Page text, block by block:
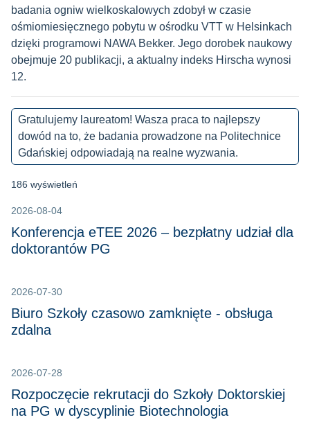
badania ogniw wielkoskalowych zdobył w czasie
ośmiomiesięcznego pobytu w ośrodku VTT w Helsinkach
dzięki programowi NAWA Bekker. Jego dorobek naukowy
obejmuje 20 publikacji, a aktualny indeks Hirscha wynosi
12.
Gratulujemy laureatom! Wasza praca to najlepszy
dowód na to, że badania prowadzone na Politechnice
Gdańskiej odpowiadają na realne wyzwania.
186 wyświetleń
2026-08-04
Konferencja eTEE 2026 – bezpłatny udział dla
doktorantów PG
2026-07-30
Biuro Szkoły czasowo zamknięte - obsługa
zdalna
2026-07-28
Rozpoczęcie rekrutacji do Szkoły Doktorskiej
na PG w dyscyplinie Biotechnologia